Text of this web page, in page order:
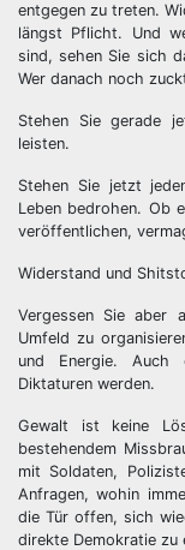
entgegen zu treten.
längst Pflicht. Und
sind, sehen Sie sich
Wer danach noch
Stehen Sie gerade
leisten.
Stehen Sie jetzt
Leben bedrohen. Ob
veröffentlichen,
Widerstand und
Vergessen Sie aber
Umfeld zu
und Energie. Auch
Diktaturen werden.
Gewalt ist keine
bestehendem
mit Soldaten,
Anfragen, wohin
die Tür offen, sich
direkte Demokratie zu